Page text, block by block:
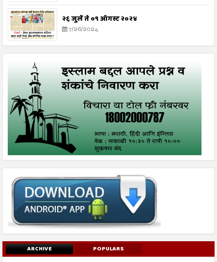
२६ जुलै ते ०१ ऑगस्ट २०२४
7/26/2024
ARCHIVE POPULARS